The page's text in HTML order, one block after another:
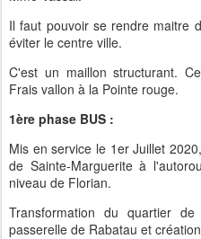
Il faut pouvoir se rendre maitre
éviter le centre ville.
C'est un maillon structurant.
Frais vallon à la Pointe rouge.
1ère phase BUS :
Mis en service le 1er Juillet
de Sainte-Marguerite à
niveau de Florian.
Transformation du quartier
passerelle de Rabatau et